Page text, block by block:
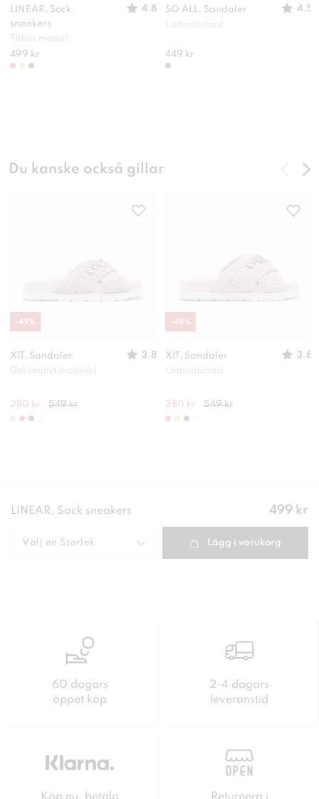
LINEAR, Sock
sneakers
4.8
Tidlös modell
499 kr
SO ALL, Sandaler
4.5
Lättmatchad
449 kr
Du kanske också gillar
XIT, Sandaler
3.8
Dekorativt material
280 kr 549 kr
-49%
XIT, Sandaler
3.8
Lättmatchad
280 kr 549 kr
-49%
LINEAR, Sock sneakers Pris:
499 kr
Välj en Storlek Lägg i varukorg
60 dagars
öppet köp
2-4 dagars
leveranstid